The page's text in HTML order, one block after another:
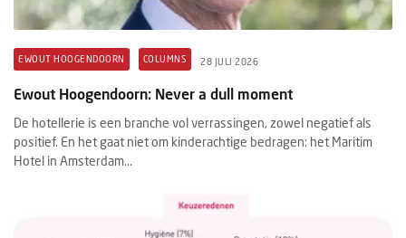
EWOUT HOOGENDOORN COLUMNS 28 JULI 2026
Ewout Hoogendoorn: Never a dull moment
De hotellerie is een branche vol verrassingen, zowel negatief als
positief. En het gaat niet om kinderachtige bedragen: het Maritim
Hotel in Amsterdam...